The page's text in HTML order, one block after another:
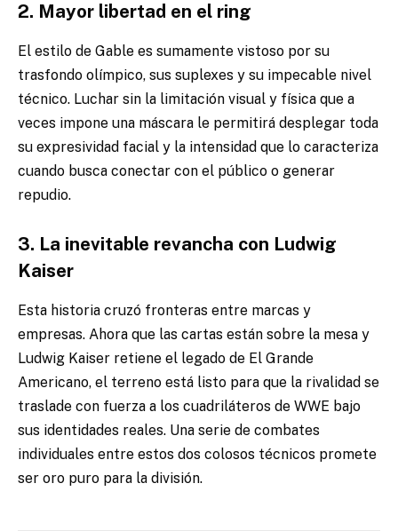
2. Mayor libertad en el ring
El estilo de Gable es sumamente vistoso por su
trasfondo olímpico, sus suplexes y su impecable nivel
técnico. Luchar sin la limitación visual y física que a
veces impone una máscara le permitirá desplegar toda
su expresividad facial y la intensidad que lo caracteriza
cuando busca conectar con el público o generar
repudio.
3. La inevitable revancha con Ludwig
Kaiser
Esta historia cruzó fronteras entre marcas y
empresas. Ahora que las cartas están sobre la mesa y
Ludwig Kaiser retiene el legado de El Grande
Americano, el terreno está listo para que la rivalidad se
traslade con fuerza a los cuadriláteros de WWE bajo
sus identidades reales. Una serie de combates
individuales entre estos dos colosos técnicos promete
ser oro puro para la división.